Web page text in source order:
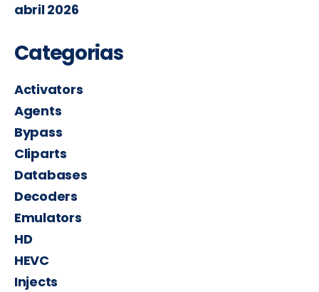
abril 2026
Categorias
Activators
Agents
Bypass
Cliparts
Databases
Decoders
Emulators
HD
HEVC
Injects